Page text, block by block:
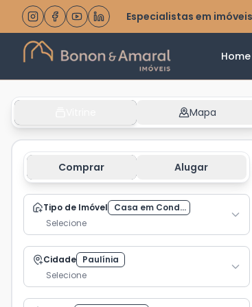
Especialistas em
Home
Mapa
Comprar Alugar
Tipo de Imóvel
Casa em Cond...
Selecione
Cidade Paulínia
Selecione